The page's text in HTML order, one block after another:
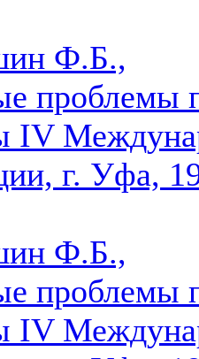
Ф.Б.,
проблемы
IV
г. Уфа,
Ф.Б.,
проблемы
IV